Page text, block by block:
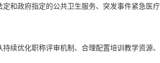
定和政府指定的公共卫生服务、突发事件紧急医
持续优化职称评审机制、合理配置培训教学资源